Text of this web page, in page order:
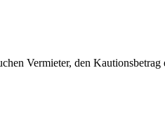
Vermieter, den